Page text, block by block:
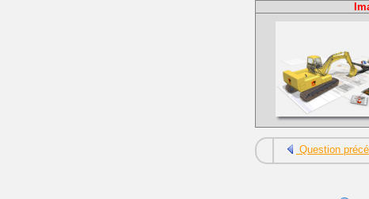
Question